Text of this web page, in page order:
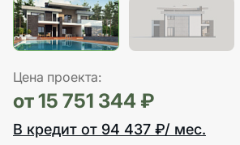
Цена проекта:
от 15 751 344 ₽
В кредит от 94 437 ₽/ мес.